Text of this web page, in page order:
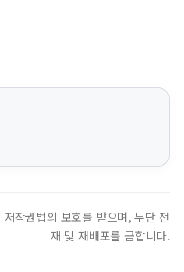
작권법의 보호를 받으며, 무단 전
재 및 재배포를 금합니다.